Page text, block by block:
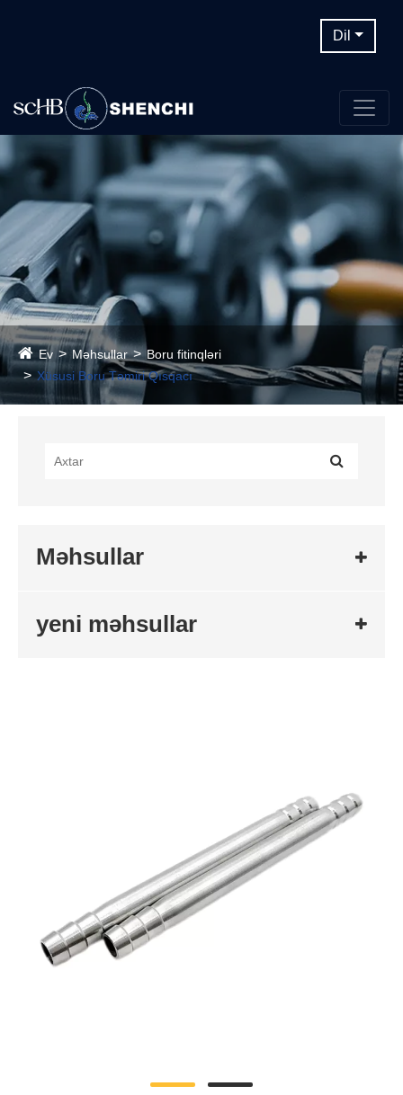
Dil
Ev Məhsullar
Boru fitinqləri
Xüsusi Boru Təmiri Qısqacı
Məhsullar
yeni məhsullar